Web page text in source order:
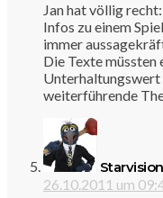
Jan hat völlig
Infos zu einem
immer
Die Texte müssten
Unterhaltungswert
weiterführende
Starvision
26.10.2011 um